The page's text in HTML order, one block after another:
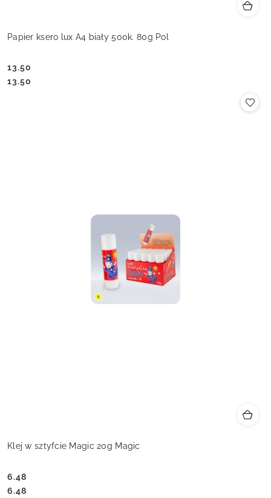
Papier ksero lux A4 biały 500k. 80g Pol
Cena:
13.50
Cena:
13.50
Klej w sztyfcie Magic 20g Magic
Cena:
6.48
Cena:
6.48